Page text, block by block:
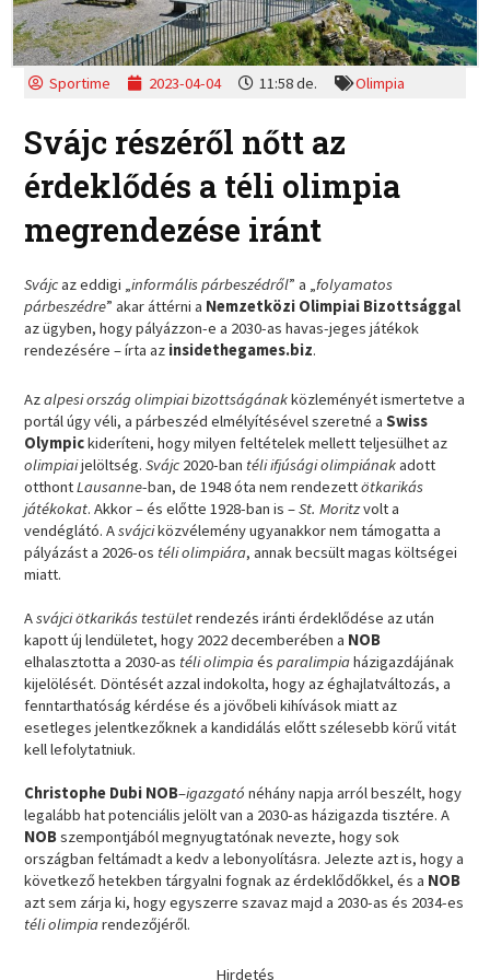
Sportime 2023-04-04 11:58 de. Olimpia
Svájc részéről nőtt az
érdeklődés a téli olimpia
megrendezése iránt
Svájcaz eddigi „informális párbeszédről” a „folyamatos
párbeszédre” akar áttérni a Nemzetközi Olimpiai Bizottsággal
az ügyben, hogy pályázzon-e a 2030-as havas-jeges játékok
rendezésére – írta az insidethegames.biz.
Azalpesi ország olimpiai bizottságánakközleményét ismertetve a
portál úgy véli, a párbeszéd elmélyítésével szeretné aSwiss
Olympickideríteni, hogy milyen feltételek mellett teljesülhet az
olimpiaijelöltség.Svájc 2020-ban téli ifjúsági olimpiánakadott
otthontLausanne-ban, de 1948 óta nem rendezettötkarikás
játékokat. Akkor – és előtte 1928-ban is –St. Moritzvolt a
vendéglátó. Asvájciközvélemény ugyanakkor nem támogatta a
pályázást a 2026-os téli olimpiára, annak becsült magas költségei
miatt.
Asvájci ötkarikás testületrendezés iránti érdeklődése az után
kapott új lendületet, hogy 2022 decemberében a NOB
elhalasztotta a 2030-as téli olimpiaésparalimpiaházigazdájának
kijelölését. Döntését azzal indokolta, hogy az éghajlatváltozás, a
fenntarthatóság kérdése és a jövőbeli kihívások miatt az
esetleges jelentkezőknek a kandidálás előtt szélesebb körű vitát
kell lefolytatniuk.
Christophe Dubi NOB–igazgatónéhány napja arról beszélt, hogy
legalább hat potenciális jelölt van a 2030-as házigazda tisztére. A
NOBszempontjából megnyugtatónak nevezte, hogy sok
országban feltámadt a kedv a lebonyolításra. Jelezte azt is, hogy a
következő hetekben tárgyalni fognak az érdeklődőkkel, és a NOB
azt sem zárja ki, hogy egyszerre szavaz majd a 2030-as és 2034-es
téli olimpiarendezőjéről.
Hirdetés